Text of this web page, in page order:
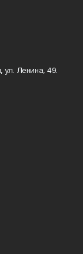
Ленина, 49.